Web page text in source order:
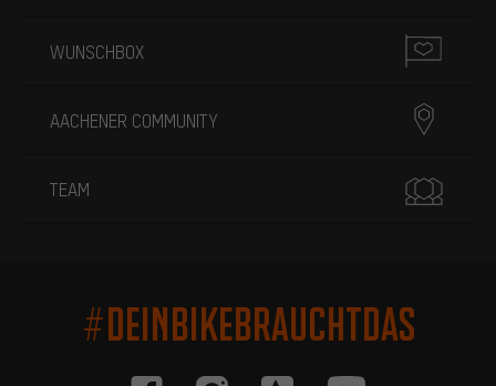
WUNSCHBOX
AACHENER COMMUNITY
TEAM
#DEINBIKEBRAUCHTDAS